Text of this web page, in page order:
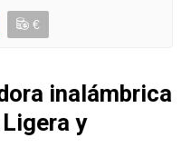
€
inalámbrica
y